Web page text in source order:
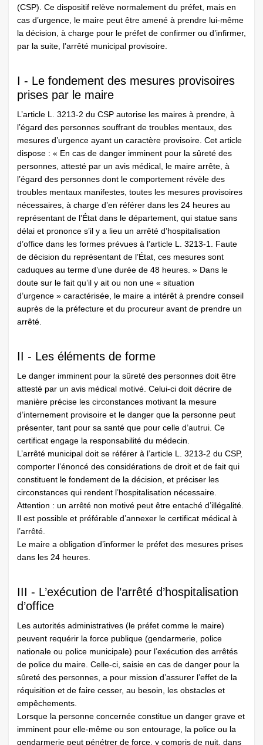
(CSP). Ce dispositif relève normalement du préfet, mais en
cas d’urgence, le maire peut être amené à prendre lui-même
la décision, à charge pour le préfet de confirmer ou d’infirmer,
par la suite, l’arrêté municipal provisoire.
I - Le fondement des mesures provisoires
prises par le maire
L’article L. 3213-2 du CSP autorise les maires à prendre, à
l’égard des personnes souffrant de troubles mentaux, des
mesures d’urgence ayant un caractère provisoire. Cet article
dispose : « En cas de danger imminent pour la sûreté des
personnes, attesté par un avis médical, le maire arrête, à
l’égard des personnes dont le comportement révèle des
troubles mentaux manifestes, toutes les mesures provisoires
nécessaires, à charge d’en référer dans les 24 heures au
représentant de l’État dans le département, qui statue sans
délai et prononce s’il y a lieu un arrêté d’hospitalisation
d’office dans les formes prévues à l’article L. 3213-1. Faute
de décision du représentant de l’État, ces mesures sont
caduques au terme d’une durée de 48 heures. » Dans le
doute sur le fait qu’il y ait ou non une « situation
d’urgence » caractérisée, le maire a intérêt à prendre conseil
auprès de la préfecture et du procureur avant de prendre un
arrêté.
II - Les éléments de forme
Le danger imminent pour la sûreté des personnes doit être
attesté par un avis médical motivé. Celui-ci doit décrire de
manière précise les circonstances motivant la mesure
d’internement provisoire et le danger que la personne peut
présenter, tant pour sa santé que pour celle d’autrui. Ce
certificat engage la responsabilité du médecin.
L’arrêté municipal doit se référer à l’article L. 3213-2 du CSP,
comporter l’énoncé des considérations de droit et de fait qui
constituent le fondement de la décision, et préciser les
circonstances qui rendent l’hospitalisation nécessaire.
Attention : un arrêté non motivé peut être entaché d’illégalité.
Il est possible et préférable d’annexer le certificat médical à
l’arrêté.
Le maire a obligation d’informer le préfet des mesures prises
dans les 24 heures.
III - L’exécution de l’arrêté d’hospitalisation
d’office
Les autorités administratives (le préfet comme le maire)
peuvent requérir la force publique (gendarmerie, police
nationale ou police municipale) pour l’exécution des arrêtés
de police du maire. Celle-ci, saisie en cas de danger pour la
sûreté des personnes, a pour mission d’assurer l’effet de la
réquisition et de faire cesser, au besoin, les obstacles et
empêchements.
Lorsque la personne concernée constitue un danger grave et
imminent pour elle-même ou son entourage, la police ou la
gendarmerie peut pénétrer de force, y compris de nuit, dans